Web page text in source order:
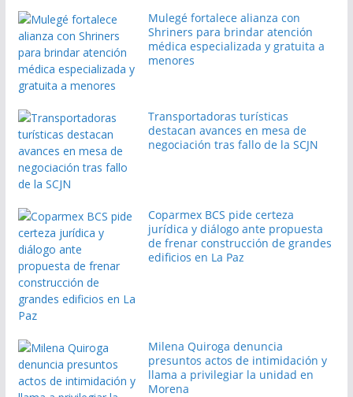
Mulegé fortalece alianza con
Shriners para brindar atención
médica especializada y gratuita a
menores
Transportadoras turísticas
destacan avances en mesa de
negociación tras fallo de la SCJN
Coparmex BCS pide certeza
jurídica y diálogo ante propuesta
de frenar construcción de grandes
edificios en La Paz
Milena Quiroga denuncia
presuntos actos de intimidación y
llama a privilegiar la unidad en
Morena